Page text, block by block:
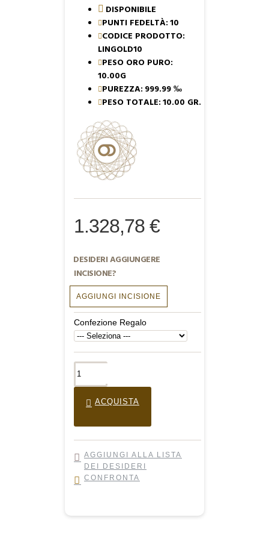
1.328,78 €
DISPONIBILE
PUNTI FEDELTÀ: 10
CODICE PRODOTTO:
LINGOLD10
PESO ORO PURO:
10.00G
PUREZZA: 999.99 ‰
PESO TOTALE: 10.00 GR.
DESIDERI AGGIUNGERE
INCISIONE?
AGGIUNGI INCISIONE
Confezione Regalo
ACQUISTA
AGGIUNGI ALLA LISTA
DEI DESIDERI
CONFRONTA